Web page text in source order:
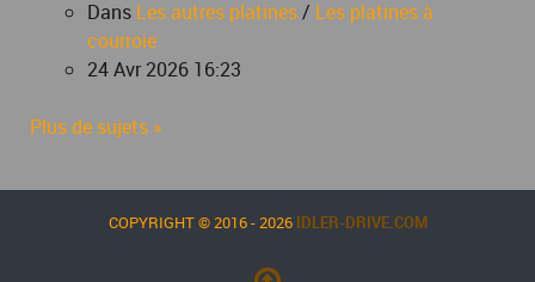
Dans Les autres platines/ Les platines à
courroie
24 Avr 2026 16:23
Plus de sujets »
COPYRIGHT © 2016 - 2026 IDLER-DRIVE.COM